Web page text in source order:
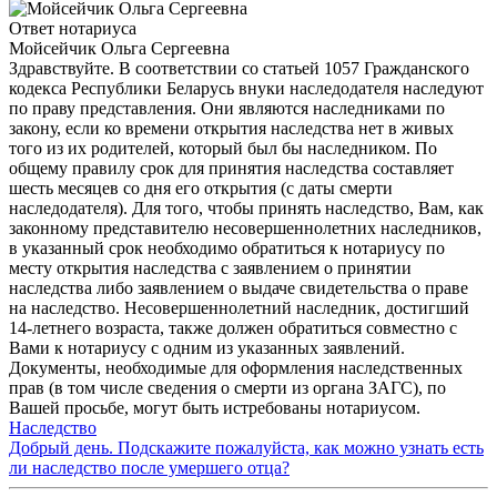
Ответ нотариуса
Мойсейчик Ольга Сергеевна
Здравствуйте. В соответствии со статьей 1057 Гражданского
кодекса Республики Беларусь внуки наследодателя наследуют
по праву представления. Они являются наследниками по
закону, если ко времени открытия наследства нет в живых
того из их родителей, который был бы наследником. По
общему правилу срок для принятия наследства составляет
шесть месяцев со дня его открытия (с даты смерти
наследодателя). Для того, чтобы принять наследство, Вам, как
законному представителю несовершеннолетних наследников,
в указанный срок необходимо обратиться к нотариусу по
месту открытия наследства с заявлением о принятии
наследства либо заявлением о выдаче свидетельства о праве
на наследство. Несовершеннолетний наследник, достигший
14-летнего возраста, также должен обратиться совместно с
Вами к нотариусу с одним из указанных заявлений.
Документы, необходимые для оформления наследственных
прав (в том числе сведения о смерти из органа ЗАГС), по
Вашей просьбе, могут быть истребованы нотариусом.
Наследство
Добрый день. Подскажите пожалуйста, как можно узнать есть
ли наследство после умершего отца?